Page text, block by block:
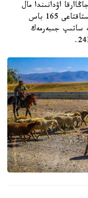
اۋدانىندا مال
باعۋعا جالدانعان ەر ادامنىڭ كورشى قىستاقتاعى 165 باس
ساتىپ جىبەرمەك